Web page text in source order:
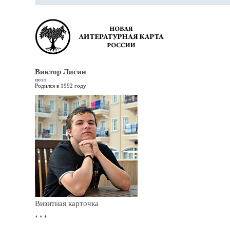
Виктор Лисин
поэт
Родился в 1992 году
Визитная карточка
* * *